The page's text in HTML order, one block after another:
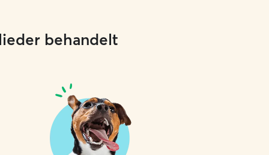
behandelt